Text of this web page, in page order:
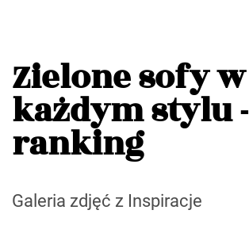
Zielone sofy w
każdym stylu -
ranking
Galeria zdjęć z Inspiracje